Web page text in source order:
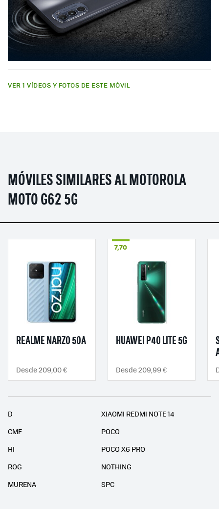
VER 1 VÍDEOS Y FOTOS DE ESTE MÓVIL
MÓVILES SIMILARES AL MOTOROLA
MOTO G62 5G
REALME NARZO 50A
Desde 209,00 €
7,70
HUAWEI P40 LITE 5G
Desde 209,99 €
D
XIAOMI REDMI NOTE 14
CMF
POCO
HI
POCO X6 PRO
ROG
NOTHING
MURENA
SPC